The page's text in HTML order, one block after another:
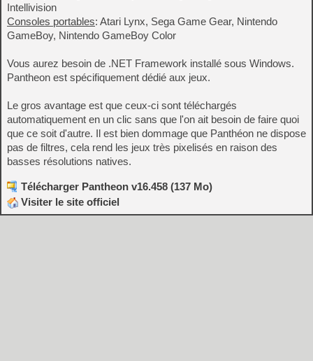
Intellivision
Consoles portables: Atari Lynx, Sega Game Gear, Nintendo
GameBoy, Nintendo GameBoy Color
Vous aurez besoin de .NET Framework installé sous Windows.
Pantheon est spécifiquement dédié aux jeux.
Le gros avantage est que ceux-ci sont téléchargés
automatiquement en un clic sans que l'on ait besoin de faire quoi
que ce soit d'autre. Il est bien dommage que Panthéon ne dispose
pas de filtres, cela rend les jeux très pixelisés en raison des
basses résolutions natives.
Télécharger Pantheon v16.458 (137 Mo)
Visiter le site officiel